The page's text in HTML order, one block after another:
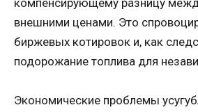
внешними ценами. Это
биржевых котировок и, как
подорожание топлива для
Экономические проблемы